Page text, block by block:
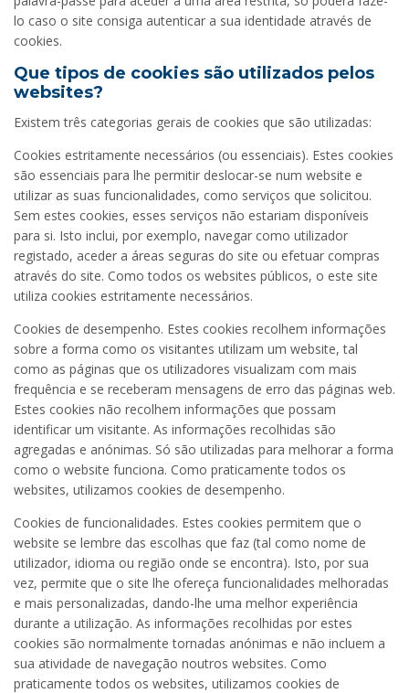
lo caso o site consiga autenticar a sua identidade através de
cookies.
Que tipos de cookies são utilizados pelos
websites?
Existem três categorias gerais de cookies que são utilizadas:
Cookies estritamente necessários (ou essenciais). Estes cookies
são essenciais para lhe permitir deslocar-se num website e
utilizar as suas funcionalidades, como serviços que solicitou.
Sem estes cookies, esses serviços não estariam disponíveis
para si. Isto inclui, por exemplo, navegar como utilizador
registado, aceder a áreas seguras do site ou efetuar compras
através do site. Como todos os websites públicos, o este site
utiliza cookies estritamente necessários.
Cookies de desempenho. Estes cookies recolhem informações
sobre a forma como os visitantes utilizam um website, tal
como as páginas que os utilizadores visualizam com mais
frequência e se receberam mensagens de erro das páginas web.
Estes cookies não recolhem informações que possam
identificar um visitante. As informações recolhidas são
agregadas e anónimas. Só são utilizadas para melhorar a forma
como o website funciona. Como praticamente todos os
websites, utilizamos cookies de desempenho.
Cookies de funcionalidades. Estes cookies permitem que o
website se lembre das escolhas que faz (tal como nome de
utilizador, idioma ou região onde se encontra). Isto, por sua
vez, permite que o site lhe ofereça funcionalidades melhoradas
e mais personalizadas, dando-lhe uma melhor experiência
durante a utilização. As informações recolhidas por estes
cookies são normalmente tornadas anónimas e não incluem a
sua atividade de navegação noutros websites. Como
praticamente todos os websites, utilizamos cookies de